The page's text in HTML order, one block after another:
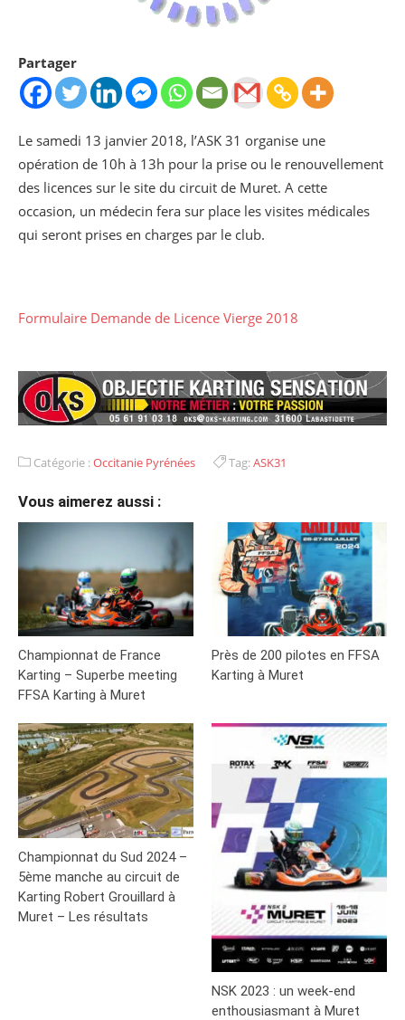
Partager
Le samedi 13 janvier 2018, l’ASK 31 organise une
opération de 10h à 13h pour la prise ou le renouvellement
des licences sur le site du circuit de Muret. A cette
occasion, un médecin fera sur place les visites médicales
qui seront prises en charges par le club.
Formulaire Demande de Licence Vierge 2018
Catégorie :Occitanie Pyrénées Tag:ASK31
Vous aimerez aussi :
Championnat de France
Karting – Superbe meeting
FFSA Karting à Muret
Près de 200 pilotes en FFSA
Karting à Muret
Championnat du Sud 2024 –
5ème manche au circuit de
Karting Robert Grouillard à
Muret – Les résultats
NSK 2023 : un week-end
enthousiasmant à Muret